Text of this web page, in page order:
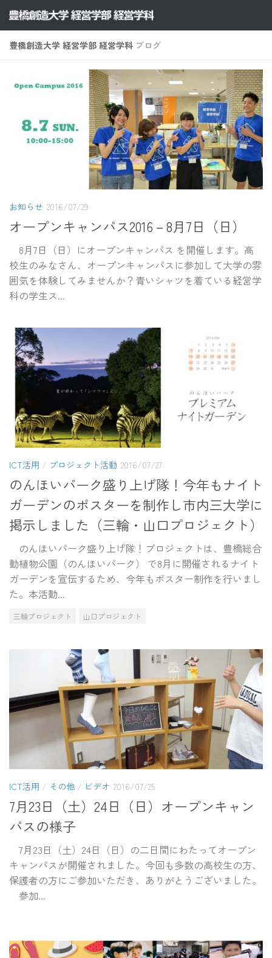
コンテンツへスキップ
豊橋創造大学 経営学部 経営学科 ブログ
お知らせ 2016/07/29
オープンキャンパス2016－8月7日（日）
8月7日（日）にオープンキャンパス を開催します。高
校生のみなさん、オープンキャンパスに参加して大学の雰
囲気を体験してみませんか？青いシャツを着ている経営学
科の学生ス...
ICT活用 / プロジェクト活動 2016/07/27
のんほいパーク盛り上げ隊！今年もナイト
ガーデンのポスターを制作し市内三大学に
掲示しました（三輪・山口プロジェクト）
のんほいパーク盛り上げ隊！プロジェクトは、豊橋総合
動植物公園（のんほいパーク） で8月に開催されるナイト
ガーデンを宣伝するため、今年もポスター制作を行いまし
た。本活動...
三輪プロジェクト 山口プロジェクト
ICT活用 / その他 / ビデオ 2016/07/25
7月23日（土）24日（日）オープンキャン
パスの様子
7月23日（土）24日（日）の二日間にわたってオープン
キャンパスが開催されました。今回も多数の高校生の方、
保護者の方にご参加いただき、ありがとうございました。
参加...